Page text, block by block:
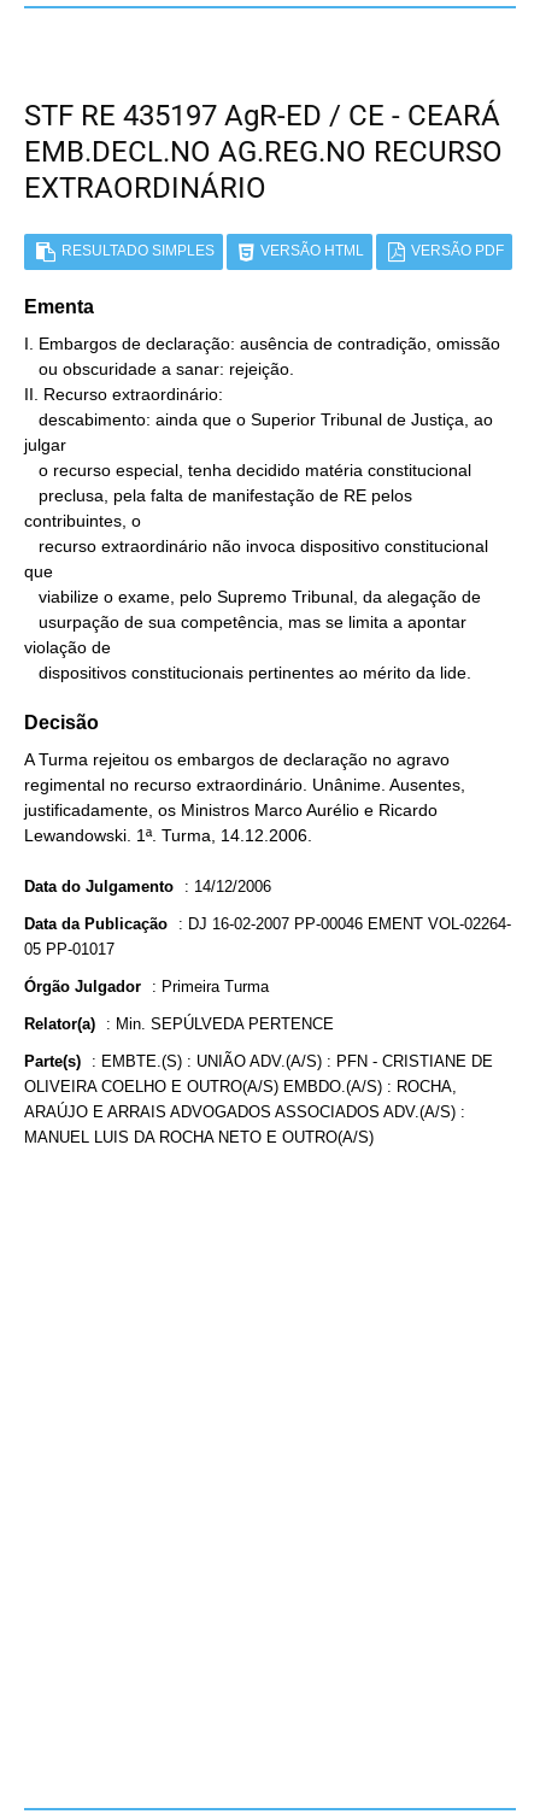
STF RE 435197 AgR-ED / CE - CEARÁ
EMB.DECL.NO AG.REG.NO RECURSO
EXTRAORDINÁRIO
RESULTADO SIMPLES VERSÃO HTML VERSÃO PDF
Ementa
I. Embargos de declaração: ausência de contradição, omissão
II. Recurso extraordinário:
julgar
contribuintes, o
que
violação de
   dispositivos constitucionais pertinentes ao mérito da lide.
Decisão
A Turma rejeitou os embargos de declaração no agravo
regimental no recurso extraordinário. Unânime. Ausentes,
justificadamente, os Ministros Marco Aurélio e Ricardo
Lewandowski. 1ª. Turma, 14.12.2006.
Data do Julgamento : 14/12/2006
Data da Publicação : DJ 16-02-2007 PP-00046 EMENT VOL-02264-
05 PP-01017
Órgão Julgador : Primeira Turma
Relator(a) : Min. SEPÚLVEDA PERTENCE
Parte(s) : EMBTE.(S) : UNIÃO ADV.(A/S) : PFN - CRISTIANE DE
OLIVEIRA COELHO E OUTRO(A/S) EMBDO.(A/S) : ROCHA,
ARAÚJO E ARRAIS ADVOGADOS ASSOCIADOS ADV.(A/S) :
MANUEL LUIS DA ROCHA NETO E OUTRO(A/S)